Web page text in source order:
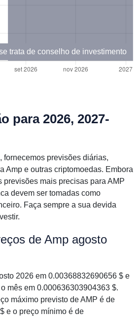
trata de conselho de investimento
para 2026, 2027-
fornecemos previsões diárias,
Amp e outras criptomoedas. Embora
previsões mais precisas para AMP
devem ser tomadas como
Faça sempre a sua devida
de Amp agosto
2026 em 0.00368832690656 $ e
mês em 0.000636303904363 $.
máximo previsto de AMP é de
e o preço mínimo é de